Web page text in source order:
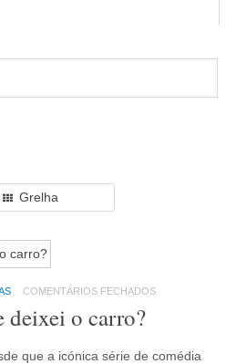
Grelha
COMENTÁRIOS FECHADOS
deixei o carro?
que a icónica série de comédia